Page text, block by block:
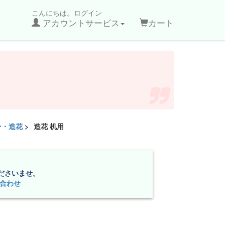
こんにちは。ログイン
アカウントサービス カート
造花> 造花 机用
いませ。
わせ